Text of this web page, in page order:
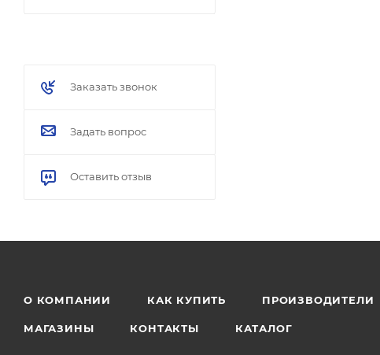
Заказать звонок
Задать вопрос
Оставить отзыв
О КОМПАНИИ КАК КУПИТЬ ПРОИЗВОДИТЕЛИ
МАГАЗИНЫ КОНТАКТЫ КАТАЛОГ